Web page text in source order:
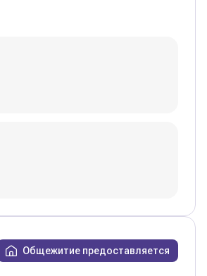
Общежитие предоставляется